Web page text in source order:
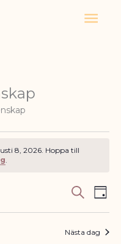
8, 2026. Hoppa till
Search
and
Sök
Dag
Nästa dag